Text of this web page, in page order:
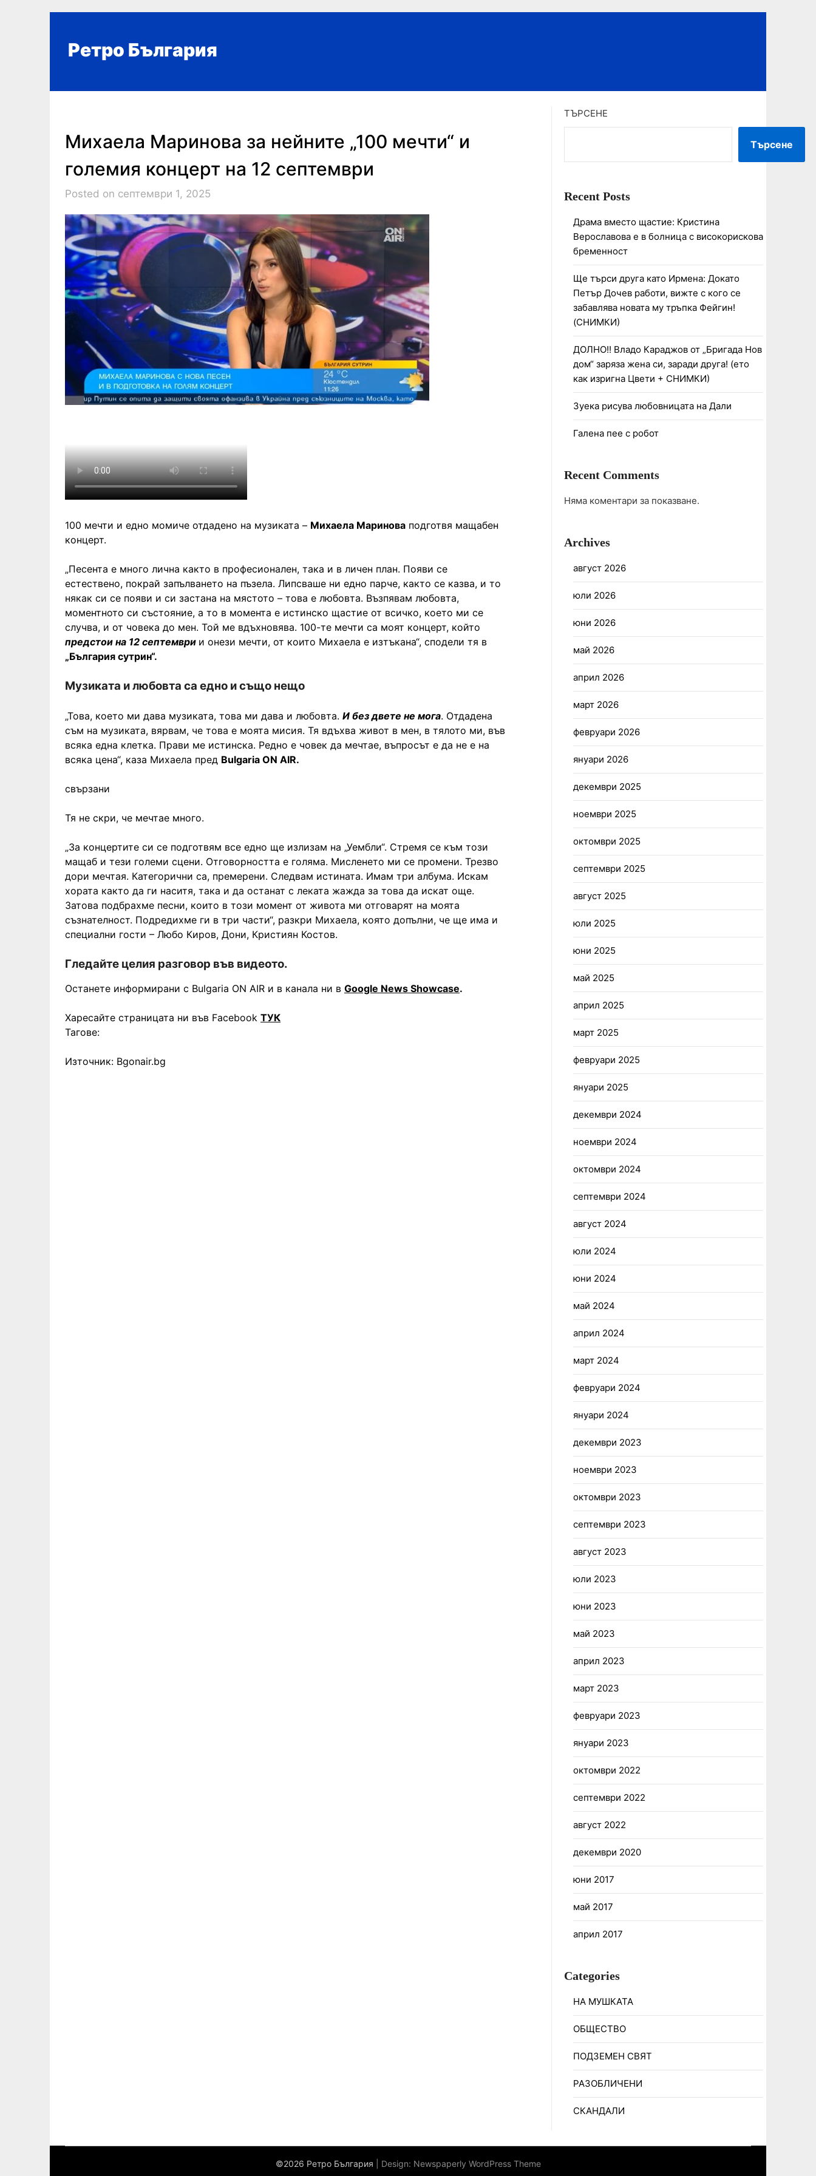
Ретро България
Михаела Маринова за нейните „100 мечти“ и
големия концерт на 12 септември
Posted on септември 1, 2025
100 мечти и едно момиче отдадено на музиката – Михаела Маринова подготвя мащабен
концерт.
„Песента е много лична както в професионален, така и в личен план. Появи се
естествено, покрай запълването на пъзела. Липсваше ни едно парче, както се казва, и то
някак си се появи и си застана на мястото – това е любовта. Възпявам любовта,
моментното си състояние, а то в момента е истинско щастие от всичко, което ми се
случва, и от човека до мен. Той ме вдъхновява. 100-те мечти са моят концерт, който
предстои на 12 септември и онези мечти, от които Михаела е изтъкана“, сподели тя в
„България сутрин“.
Музиката и любовта са едно и също нещо
„Това, което ми дава музиката, това ми дава и любовта. И без двете не мога. Отдадена
съм на музиката, вярвам, че това е моята мисия. Тя вдъхва живот в мен, в тялото ми, във
всяка една клетка. Прави ме истинска. Редно е човек да мечтае, въпросът е да не е на
всяка цена“, каза Михаела пред Bulgaria ON AIR.
свързани
Тя не скри, че мечтае много.
„За концертите си се подготвям все едно ще излизам на „Уембли“. Стремя се към този
мащаб и тези големи сцени. Отговорността е голяма. Мисленето ми се промени. Трезво
дори мечтая. Категорични са, премерени. Следвам истината. Имам три албума. Искам
хората както да ги наситя, така и да останат с леката жажда за това да искат още.
Затова подбрахме песни, които в този момент от живота ми отговарят на моята
съзнателност. Подредихме ги в три части“, разкри Михаела, която допълни, че ще има и
специални гости – Любо Киров, Дони, Кристиян Костов.
Гледайте целия разговор във видеото.
Останете информирани с Bulgaria ON AIR и в канала ни в Google News Showcase.
Харесайте страницата ни във Facebook ТУК
Тагове:
Източник: Bgonair.bg
ТЪРСЕНЕ
Търсене
Recent Posts
Драма вместо щастие: Кристина
Верославова е в болница с високорискова
бременност
Ще търси друга като Ирмена: Докато
Петър Дочев работи, вижте с кого се
забавлява новата му тръпка Фейгин!
(СНИМКИ)
ДОЛНО!! Владо Караджов от „Бригада Нов
дом“ заряза жена си, заради друга! (ето
как изригна Цвети + СНИМКИ)
Зуека рисува любовницата на Дали
Галена пее с робот
Recent Comments
Няма коментари за показване.
Archives
август 2026
юли 2026
юни 2026
май 2026
април 2026
март 2026
февруари 2026
януари 2026
декември 2025
ноември 2025
октомври 2025
септември 2025
август 2025
юли 2025
юни 2025
май 2025
април 2025
март 2025
февруари 2025
януари 2025
декември 2024
ноември 2024
октомври 2024
септември 2024
август 2024
юли 2024
юни 2024
май 2024
април 2024
март 2024
февруари 2024
януари 2024
декември 2023
ноември 2023
октомври 2023
септември 2023
август 2023
юли 2023
юни 2023
май 2023
април 2023
март 2023
февруари 2023
януари 2023
октомври 2022
септември 2022
август 2022
декември 2020
юни 2017
май 2017
април 2017
Categories
НА МУШКАТА
ОБЩЕСТВО
ПОДЗЕМЕН СВЯТ
РАЗОБЛИЧЕНИ
СКАНДАЛИ
©2026 Ретро България | Design: Newspaperly WordPress Theme